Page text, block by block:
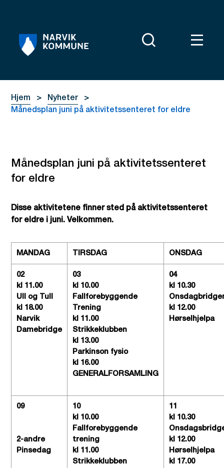
Du er her:
Hjem
Nyheter
Månedsplan juni på aktivitetssenteret for eldre
Månedsplan juni på aktivitetssenteret
for eldre
Disse aktivitetene finner sted på aktivitetssenteret
for eldre i juni. Velkommen.
MANDAG TIRSDAG ONSDAG
02
kl 11.00
Ull og Tull
kl 18.00
Narvik
Damebridge
03
kl 10.00
Fallforebyggende
Trening
kl 11.00
Strikkeklubben
kl 13.00
Parkinson fysio
kl 16.00
GENERALFORSAMLING
04
kl 10.30
kl 12.00
Hørselhjelpa
09
2-andre
Pinsedag
10
kl 10.00
Fallforebyggende
trening
kl 11.00
Strikkeklubben
11
kl 10.30
kl 12.00
Hørselhjelpa
kl 17.00